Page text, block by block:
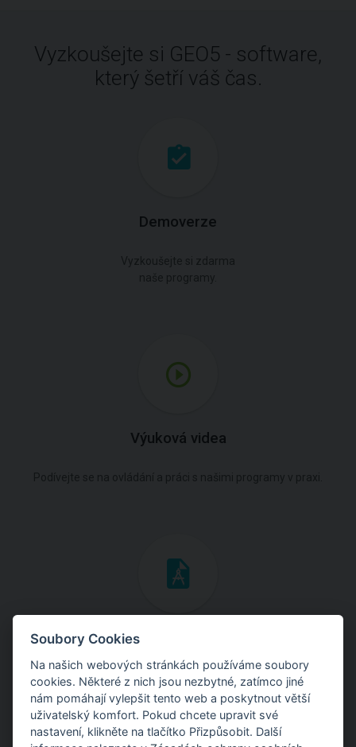
Vyzkoušejte si GEO5 - software,
který šetří váš čas.
Demoverze
Výuková videa
Inženýrské manuály
Stáhněte si manuály s teoretickými i praktickými ukázkami
použití programů.
Soubory Cookies
Na našich webových stránkách používáme soubory
cookies. Některé z nich jsou nezbytné, zatímco jiné
nám pomáhají vylepšit tento web a poskytnout větší
uživatelský komfort. Pokud chcete upravit své
nastavení, klikněte na tlačítko Přizpůsobit. Další